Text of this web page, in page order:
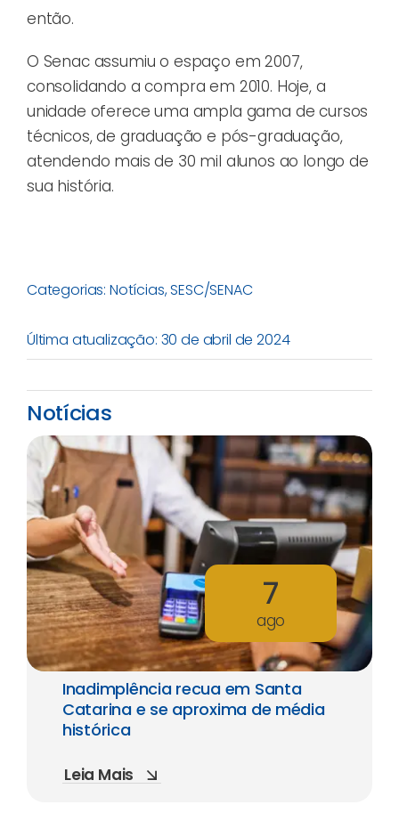
então.
O Senac assumiu o espaço em 2007,
consolidando a compra em 2010. Hoje, a
unidade oferece uma ampla gama de cursos
técnicos, de graduação e pós-graduação,
atendendo mais de 30 mil alunos ao longo de
sua história.
Categorias: Notícias,SESC/SENAC
Última atualização: 30 de abril de 2024
Notícias
7
ago
Inadimplência recua em Santa
Catarina e se aproxima de média
histórica
Leia Mais